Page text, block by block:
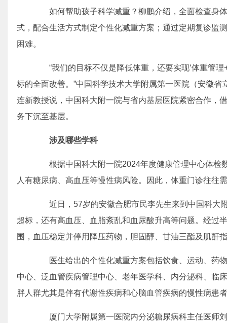
如何帮助孩子科学减重？柳鹏介绍，全面检查身
式，配合生活方式制定个性化减重方案；通过定期复诊监
困难。
“我们的目标不仅是降低体重，还要实现‘体重管理
标的全面改善。”中国科学技术大学附属第一医院（安徽省
连新教授说，中国科大附一院与省内基层医院紧密合作，
务下沉至基层。
涉及哪些学科
根据中国科大附一院2024年度健康管理中心体检
人有糖尿病、高血压等慢性病风险。因此，体重门诊往往
近日，57岁的安徽合肥市民李先生来到中国科大
超标，还有高血压、血脂紊乱和血尿酸升高等问题。经过
围，血压稳定并停用降压药物，胆固醇、甘油三酯及肌酐
医生给出的个性化减重方案包括饮食、运动、药物
中心、泛血管疾病管理中心、老年医学科、内分泌科、临
胖人群尤其是伴有代谢性疾病和心脑血管疾病的慢性病患
厦门大学附属第一医院内分泌糖尿病科主任医师